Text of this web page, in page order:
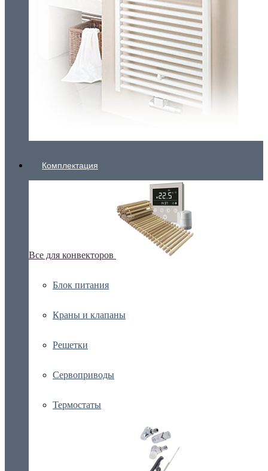
Комплектация
Все для конвекторов
Блок питания
Краны и клапаны
Решетки
Сервоприводы
Термостаты